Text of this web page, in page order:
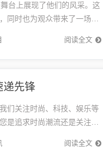
台上展现了他们的风采。这
同时也为观众带来了一场视
热爱和对青春的激情。...
阅读全文
递先锋
们关注时尚、科技、娱乐等
是追求时尚潮流还是关注科
为您提供最新、最快、最
阅读全文